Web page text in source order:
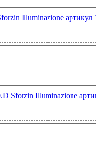
артикул